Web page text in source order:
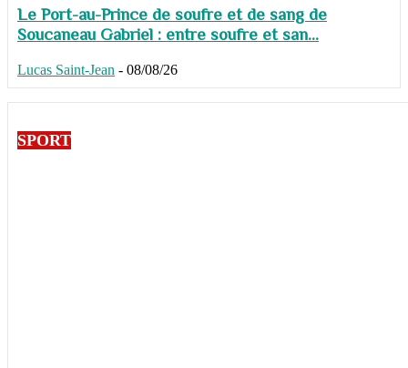
Le Port-au-Prince de soufre et de sang de
Soucaneau Gabriel : entre soufre et san...
Lucas Saint-Jean - 08/08/26
SPORT